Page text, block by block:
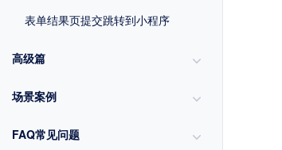
表单结果页提交跳转到小程序
高级篇
场景案例
FAQ常见问题